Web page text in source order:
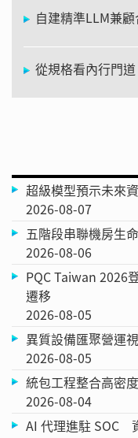
自建精準LLM兼
從規格看內行門
超級模型預示未來
2026-08-07
五階段串聯機房生
2026-08-06
PQC Taiwan 2026
遷移
2026-08-05
異質設備匯聚營運
2026-08-05
統包工程整合高密
2026-08-04
AI 代理進駐 SOC